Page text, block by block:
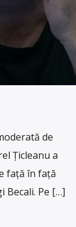
de
Țicleanu a
față în față
Becali. Pe […]